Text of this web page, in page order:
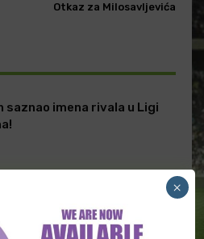
Otkaz za Milosavljevića
saznao imena rivala u Ligi
×